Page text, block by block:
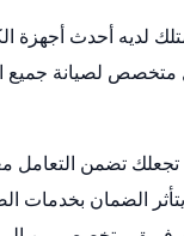
لديه أحدث
متخصص لصيانة
تضمن التعامل
الضمان بخدمات